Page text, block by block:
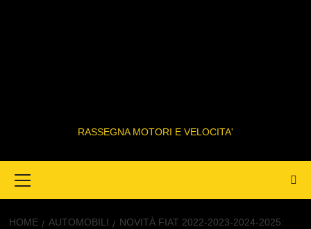
RASSEGNA MOTORI E VELOCITA'
Menu
HOME AUTOMOBILI
NOVITÀ FIAT 2022-2023-2024-2025: